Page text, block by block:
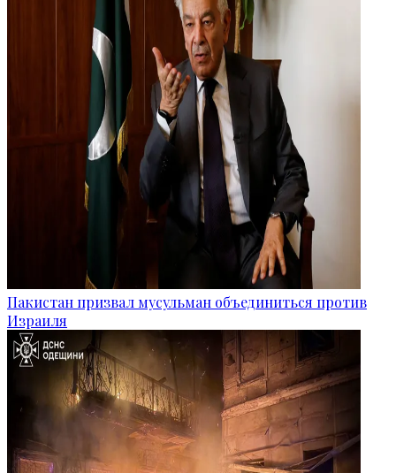
Пакистан призвал мусульман объединиться против
Израиля